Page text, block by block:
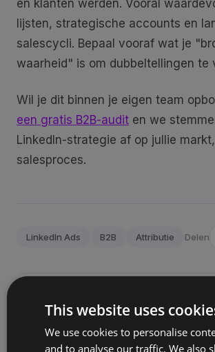
en klanten werden. Vooral
lijsten, strategische accounts en
salescycli. Bepaal vooraf wat je
waarheid" is om dubbeltellingen te
Wil je dit binnen je eigen team
een gratis B2B-audit en we
LinkedIn-strategie af op jullie
salesproces.
LinkedIn Ads B2B Attributie Delen
SO Oprichter, BrandArchway
10+ jaar ervaring met het
This website uses
We use cookies to personalise
and to analyse our traffic. We also